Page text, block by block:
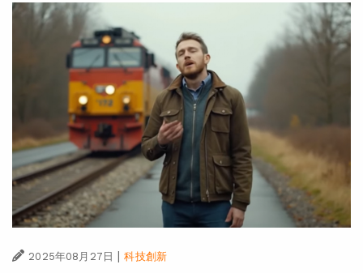
2025年08月27日 | 科技創新